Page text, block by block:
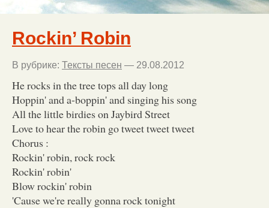
Rockin’ Robin
В рубрике: Тексты песен — 29.08.2012
He rocks in the tree tops all day long
Hoppin' and a-boppin' and singing his song
All the little birdies on Jaybird Street
Love to hear the robin go tweet tweet tweet
Chorus :
Rockin' robin, rock rock
Rockin' robin'
Blow rockin' robin
'Cause we're really gonna rock tonight